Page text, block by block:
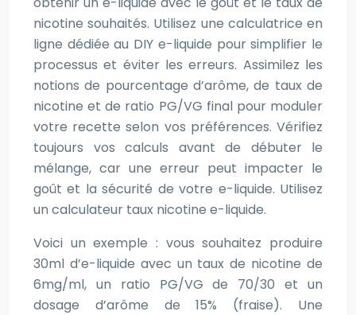
nicotine souhaités. Utilisez une calculatrice en
ligne dédiée au DIY e-liquide pour simplifier le
processus et éviter les erreurs. Assimilez les
notions de pourcentage d’arôme, de taux de
nicotine et de ratio PG/VG final pour moduler
votre recette selon vos préférences. Vérifiez
toujours vos calculs avant de débuter le
mélange, car une erreur peut impacter le
goût et la sécurité de votre e-liquide. Utilisez
un calculateur taux nicotine e-liquide.
Voici un exemple : vous souhaitez produire
30ml d’e-liquide avec un taux de nicotine de
6mg/ml, un ratio PG/VG de 70/30 et un
dosage d’arôme de 15% (fraise). Une